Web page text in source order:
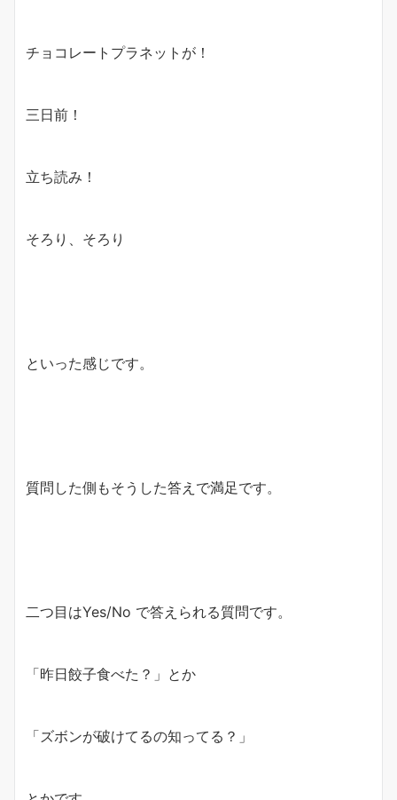
チョコレートプラネットが！
三日前！
立ち読み！
そろり、そろり
といった感じです。
質問した側もそうした答えで満足です。
二つ目はYes/No で答えられる質問です。
「昨日餃子食べた？」とか
「ズボンが破けてるの知ってる？」